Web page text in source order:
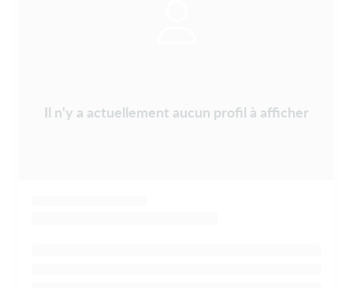
Il n'y a actuellement aucun profil à afficher